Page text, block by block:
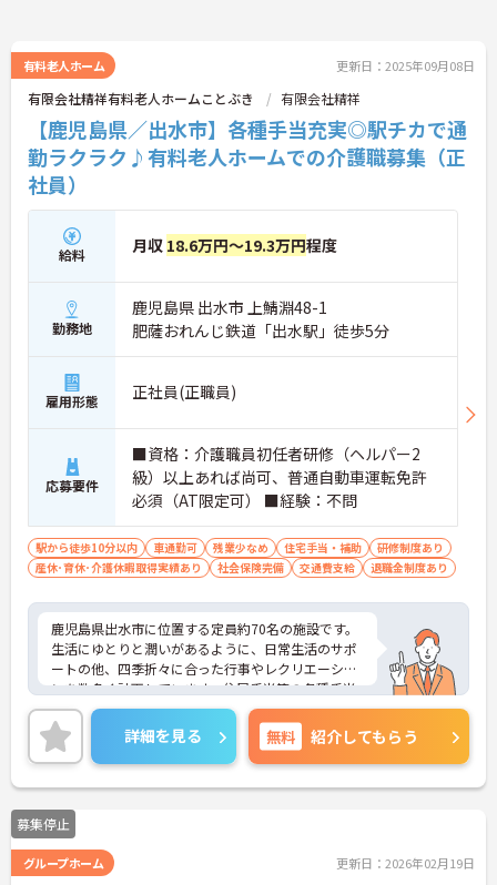
有料老人ホーム 更新日：2025年09月08日
有限会社精祥有料老人ホームことぶき 有限会社精祥
【鹿児島県／出水市】各種手当充実◎駅チカで通
勤ラクラク♪有料老人ホームでの介護職募集（正
社員）
給料 月収 18.6万円～19.3万円程度
勤務地
鹿児島県 出水市 上鯖淵48-1
肥薩おれんじ鉄道「出水駅」徒歩5分
雇用形態 正社員(正職員)
応募要件
■資格：介護職員初任者研修（ヘルパー2
級）以上あれば尚可、普通自動車運転免許
必須（AT限定可） ■経験：不問
駅から徒歩10分以内 車通勤可 残業少なめ 住宅手当・補助
研修制度あり
産休･育休･介護休暇取得実績あり
社会保険完備 交通費支給 退職金制度あり
鹿児島県出水市に位置する定員約70名の施設です。
生活にゆとりと潤いがあるように、日常生活のサポ
ートの他、四季折々に合った行事やレクリエーショ
ンを数多く計画しています。住居手当等の各種手当
も充実しています。最寄り駅より徒歩5分の好立地も
魅力です。ご興味のある方には、面接対策ポイント
など、さらに詳細をお話しいたしますのでお気軽に
ご相談ください！
詳細を見る 無料 紹介してもらう
募集停止
グループホーム 更新日：2026年02月19日